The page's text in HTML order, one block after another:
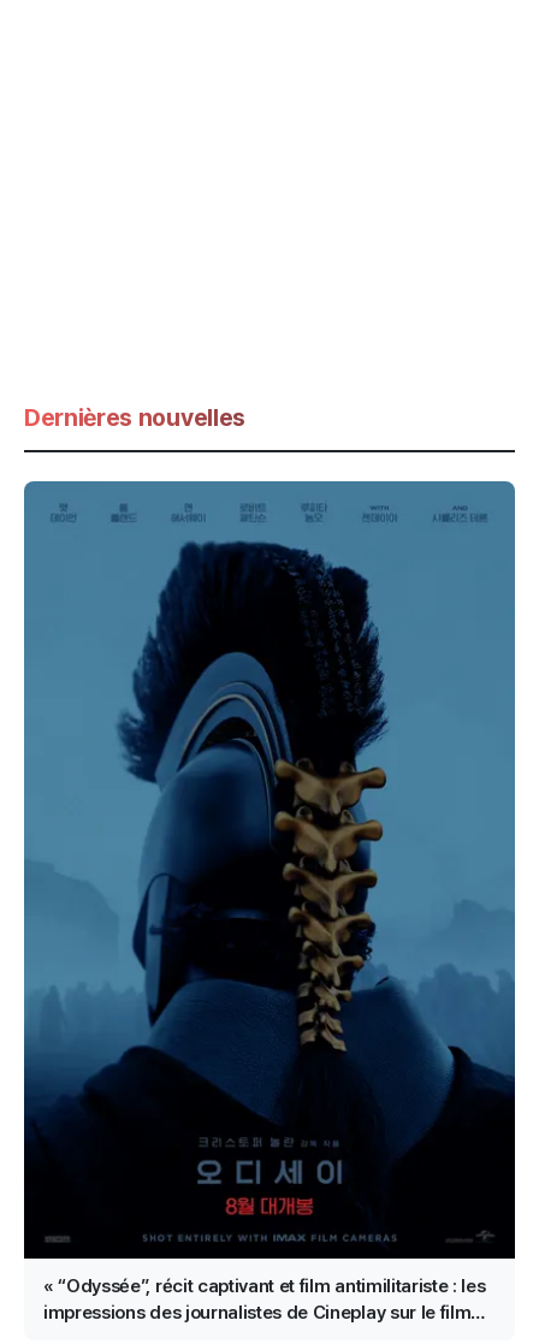
Dernières nouvelles
« “Odyssée”, récit captivant et film antimilitariste : les
impressions des journalistes de Cineplay sur le film